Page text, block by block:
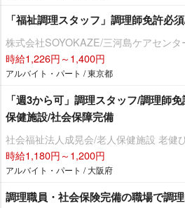
「福祉調理スタッフ」調理師免許必
株式会社SOYOKAZE/三河島ケアセンタ
時給1,226円～1,400円
アルバイト・パート / 東京都
「週3から可」調理スタッフ/調理師
保健施設/社会保障完備
社会福祉法人成晃会/老人保健施設 老健
時給1,180円～1,200円
アルバイト・パート / 大阪府
調理職員・社会保険完備の職場で調